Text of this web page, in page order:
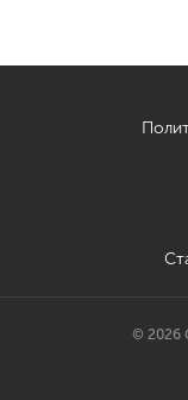
© 2026